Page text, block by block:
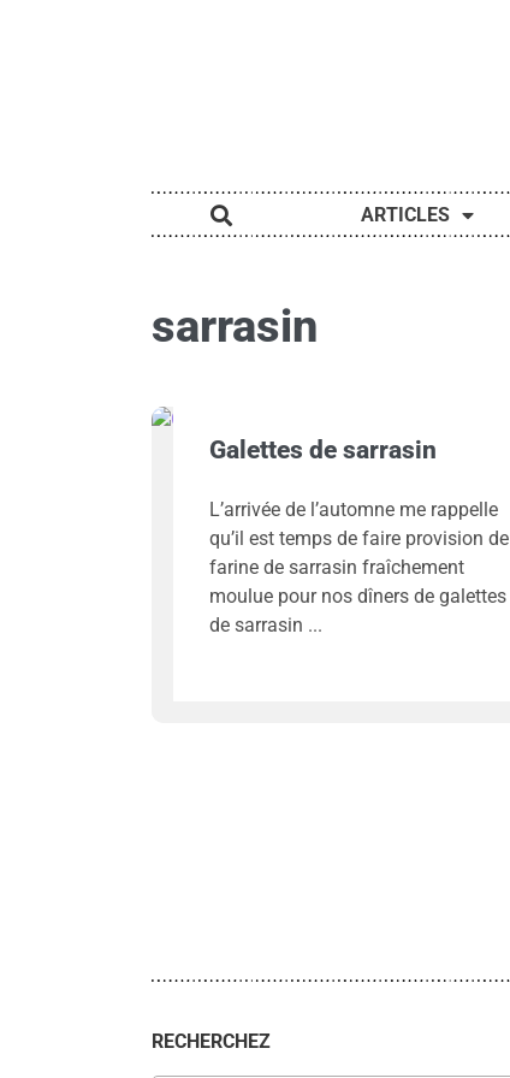
ARTICLES
sarrasin
Galettes de sarrasin
L’arrivée de l’automne me rappelle
qu’il est temps de faire provision de
farine de sarrasin fraîchement
moulue pour nos dîners de galettes
de sarrasin
RECHERCHEZ